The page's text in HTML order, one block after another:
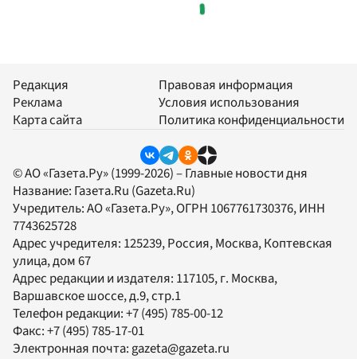
Редакция
Реклама
Карта сайта
Правовая информация
Условия использования
Политика конфиденциальности
© АО «Газета.Ру» (1999-2026) – Главные новости дня
Название: Газета.Ru (Gazeta.Ru)
Учредитель:АО «Газета.Ру», ОГРН 1067761730376, ИНН
7743625728
Адрес учредителя: 125239, Россия, Москва, Коптевская
улица, дом 67
Адрес редакции и издателя: 117105, г. Москва,
Варшавское шоссе, д.9, стр.1
Телефон редакции:+7 (495) 785-00-12
Факс:+7 (495) 785-17-01
Электронная почта: gazeta@gazeta.ru